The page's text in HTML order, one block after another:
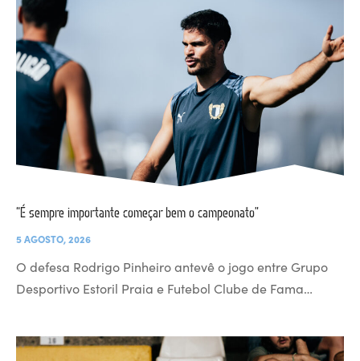
“É sempre importante começar bem o campeonato”
5 AGOSTO, 2026
O defesa Rodrigo Pinheiro antevê o jogo entre Grupo
Desportivo Estoril Praia e Futebol Clube de Fama…